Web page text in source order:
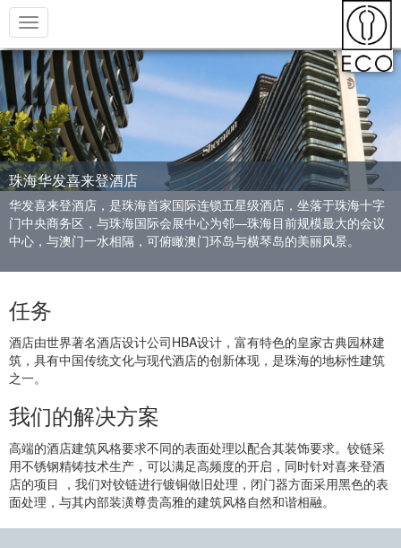
Toggle
navigation
珠海华发喜来登酒店
华发喜来登酒店，是珠海首家国际连锁五星级酒店，坐落于珠海十字
门中央商务区，与珠海国际会展中心为邻—珠海目前规模最大的会议
中心，与澳门一水相隔，可俯瞰澳门环岛与横琴岛的美丽风景。
任务
酒店由世界著名酒店设计公司HBA设计，富有特色的皇家古典园林建
筑，具有中国传统文化与现代酒店的创新体现，是珠海的地标性建筑
之一。
我们的解决方案
高端的酒店建筑风格要求不同的表面处理以配合其装饰要求。铰链采
用不锈钢精铸技术生产，可以满足高频度的开启，同时针对喜来登酒
店的项目 ，我们对铰链进行镀铜做旧处理，闭门器方面采用黑色的表
面处理，与其内部装潢尊贵高雅的建筑风格自然和谐相融。